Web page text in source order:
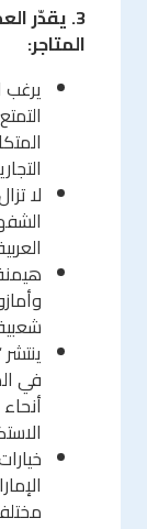
3. يقدّر
المتاجر:
لا
في